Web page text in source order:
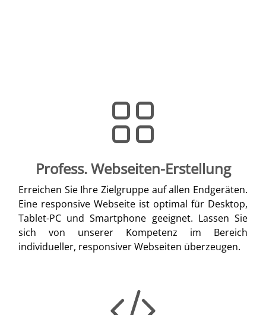
Profess. Webseiten-Erstellung
Erreichen Sie Ihre Zielgruppe auf allen Endgeräten.
Eine responsive Webseite ist optimal für Desktop,
Tablet-PC und Smartphone geeignet. Lassen Sie
sich von unserer Kompetenz im Bereich
individueller, responsiver Webseiten überzeugen.